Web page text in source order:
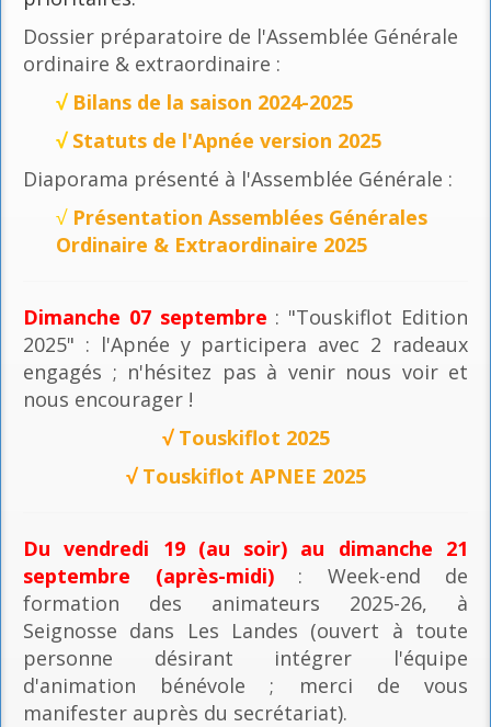
Dossier préparatoire de l'Assemblée Générale
ordinaire & extraordinaire :
√ Bilans de la saison 2024-2025
√ Statuts de l'Apnée version 2025
Diaporama présenté à l'Assemblée Générale :
√ Présentation Assemblées Générales
Ordinaire & Extraordinaire 2025
Dimanche 07 septembre : "Touskiflot Edition
2025" : l'Apnée y participera avec 2 radeaux
engagés ; n'hésitez pas à venir nous voir et
nous encourager !
√ Touskiflot 2025
√ Touskiflot APNEE 2025
Du vendredi 19 (au soir) au dimanche 21
septembre (après-midi): Week-end de
formation des animateurs 2025-26, à
Seignosse dans Les Landes (ouvert à toute
personne désirant intégrer l'équipe
d'animation bénévole ; merci de vous
manifester auprès du secrétariat).